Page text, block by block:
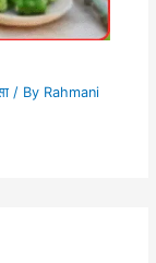
/ By Rahmani